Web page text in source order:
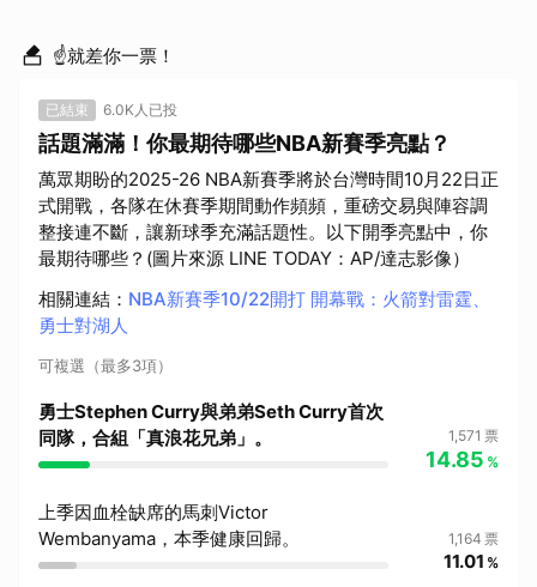
☝就差你一票！
已結束 6.0K人已投
話題滿滿！你最期待哪些NBA新賽季亮點？
萬眾期盼的2025-26 NBA新賽季將於台灣時間10月22日正
式開戰，各隊在休賽季期間動作頻頻，重磅交易與陣容調
整接連不斷，讓新球季充滿話題性。以下開季亮點中，你
最期待哪些？(圖片來源 LINE TODAY：AP/達志影像）
相關連結 ： NBA新賽季10/22開打 開幕戰：火箭對雷霆、
勇士對湖人
可複選（最多3項）
勇士Stephen Curry與弟弟Seth Curry首次
同隊，合組「真浪花兄弟」。
1,571 票
14.85 %
上季因血栓缺席的馬刺Victor
Wembanyama，本季健康回歸。
1,164 票
11.01 %